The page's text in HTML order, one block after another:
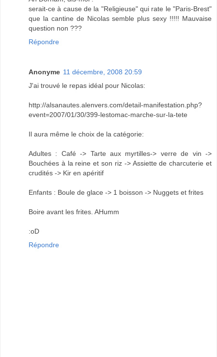
serait-ce à cause de la "Religieuse" qui rate le "Paris-Brest"
que la cantine de Nicolas semble plus sexy !!!!! Mauvaise
question non ???
Répondre
Anonyme 11 décembre, 2008 20:59
J'ai trouvé le repas idéal pour Nicolas:
http://alsanautes.alenvers.com/detail-manifestation.php?
event=2007/01/30/399-lestomac-marche-sur-la-tete
Il aura même le choix de la catégorie:
Adultes : Café -> Tarte aux myrtilles-> verre de vin ->
Bouchées à la reine et son riz -> Assiette de charcuterie et
crudités -> Kir en apéritif
Enfants : Boule de glace -> 1 boisson -> Nuggets et frites
Boire avant les frites. AHumm
:oD
Répondre